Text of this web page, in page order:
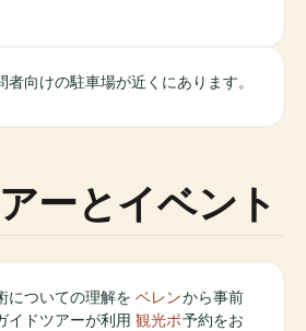
者向けの駐車場が近くにあります。
ーとイベント
についての理解を
イドツアーが利用
ベレン
観光ポ
から事前
予約をお